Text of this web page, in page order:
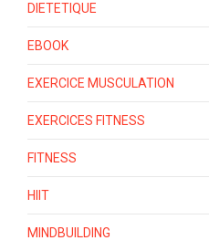
DIETETIQUE
EBOOK
EXERCICE MUSCULATION
EXERCICES FITNESS
FITNESS
HIIT
MINDBUILDING